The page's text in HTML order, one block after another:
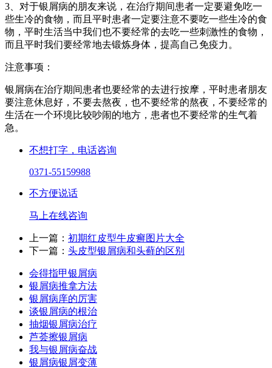
3、对于银屑病的朋友来说，在治疗期间患者一定要避免吃一
些生冷的食物，而且平时患者一定要注意不要吃一些生冷的食
物，平时生活当中我们也不要经常的去吃一些刺激性的食物，
而且平时我们要经常地去锻炼身体，提高自己免疫力。
注意事项：
银屑病在治疗期间患者也要经常的去进行按摩，平时患者朋友
要注意休息好，不要去熬夜，也不要经常的熬夜，不要经常的
生活在一个环境比较吵闹的地方，患者也不要经常的生气着
急。
不想打字，电话咨询
0371-55159988
不方便说话
马上在线咨询
上一篇： 初期红皮型牛皮癣图片大全
下一篇： 头皮型银屑病和头藓的区别
会得指甲银屑病
银屑病推拿方法
银屑病庠的厉害
谈银屑病的根治
抽烟银屑病治疗
芦荟擦银屑病
我与银屑病奋战
银屑病银屑变薄